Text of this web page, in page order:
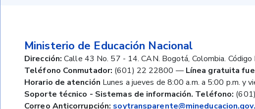
Ministerio de Educación Nacional
Dirección: Calle 43 No. 57 - 14. CAN. Bogotá, Colombia.
Teléfono Conmutador: (601) 22 22800 — Línea gratuita
Horario de atención Lunes a jueves de 8:00 a.m. a 5:00 p.m. y
Soporte técnico - Sistemas de información. Teléfono:
Correo Anticorrupción: